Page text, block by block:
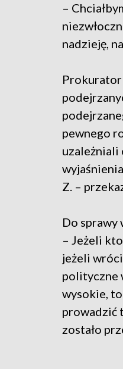
–
nadzieję,
Prokurator
pewnego
uzależniali
Z. –
Do sprawy
– Jeżeli
jeżeli
polityczne
wysokie, to
prowadzić
zostało